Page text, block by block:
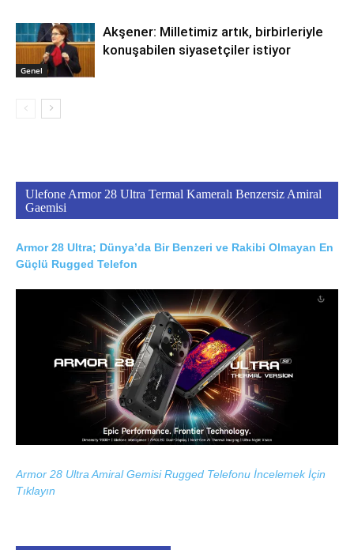
Genel
Akşener: Milletimiz artık, birbirleriyle
konuşabilen siyasetçiler istiyor
Ulefone Armor 28 Ultra Termal Kameralı Benzersiz Amiral
Gaemisi
Armor 28 Ultra; Dünya’da Bir Benzeri ve Rakibi Olmayan En
Güçlü Rugged Telefon
Armor 28 Ultra Amiral Gemisi Rugged Telefonu İncelemek İçin
Tıklayın